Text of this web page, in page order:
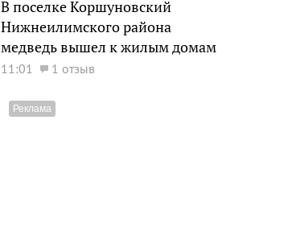
В поселке Коршуновский
Нижнеилимского района
медведь вышел к жилым домам
11:01 1 отзыв